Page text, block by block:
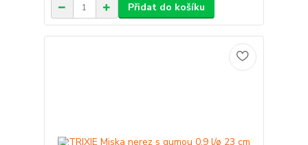
Přidat do košíku